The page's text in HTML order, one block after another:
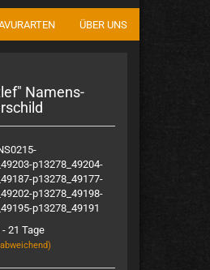
ÜBER UNS
Na­mens­
p13278_49204-
p13278_49177-
p13278_49198-
p13278_49191
21 Tage